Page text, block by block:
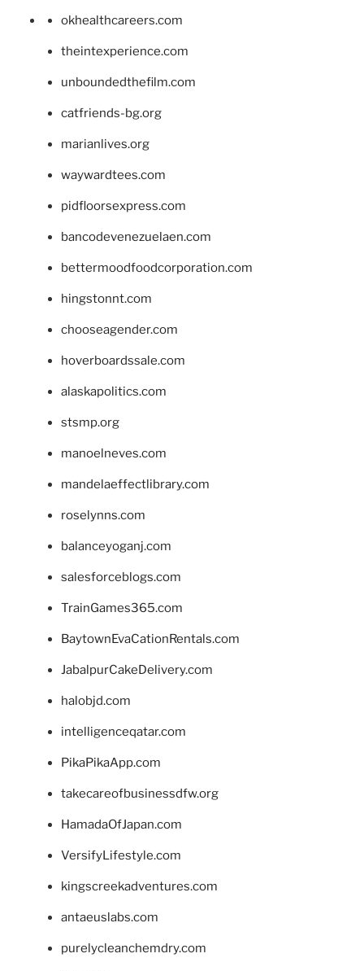
okhealthcareers.com
theintexperience.com
unboundedthefilm.com
catfriends-bg.org
marianlives.org
waywardtees.com
pidfloorsexpress.com
bancodevenezuelaen.com
bettermoodfoodcorporation.com
hingstonnt.com
chooseagender.com
hoverboardssale.com
alaskapolitics.com
stsmp.org
manoelneves.com
mandelaeffectlibrary.com
roselynns.com
balanceyoganj.com
salesforceblogs.com
TrainGames365.com
BaytownEvaCationRentals.com
JabalpurCakeDelivery.com
halobjd.com
intelligenceqatar.com
PikaPikaApp.com
takecareofbusinessdfw.org
HamadaOfJapan.com
VersifyLifestyle.com
kingscreekadventures.com
antaeuslabs.com
purelycleanchemdry.com